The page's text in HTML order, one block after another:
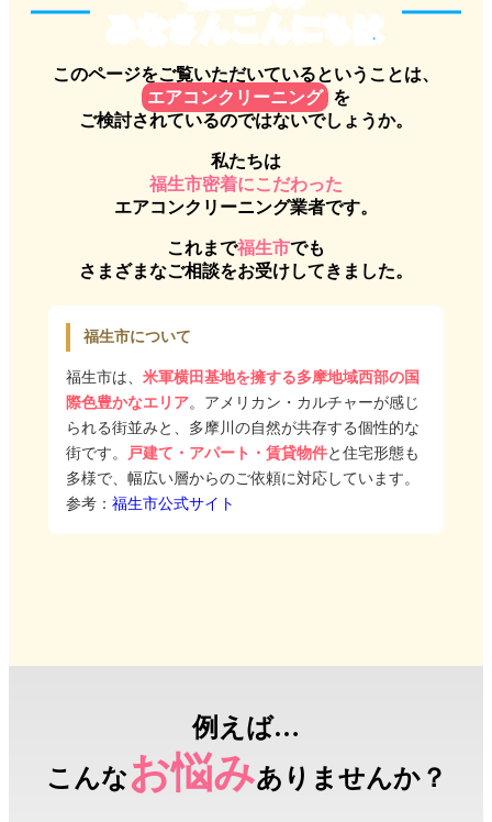
このページをご覧いただいているということは、
エアコンクリーニング を
ご検討されているのではないでしょうか。
私たちは
福生市密着にこだわった
エアコンクリーニング業者です。
これまで福生市でも
さまざまなご相談をお受けしてきました。
福生市について
福生市は、 米軍横田基地を擁する多摩地域西部の国
際色豊かなエリア。アメリカン・カルチャーが感じ
られる街並みと、多摩川の自然が共存する個性的な
街です。
戸建て・アパート・賃貸物件と住宅形態も
多様で、幅広い層からのご依頼に対応しています。
参考： 福生市公式サイト
例えば…
こんなお悩みありませんか？